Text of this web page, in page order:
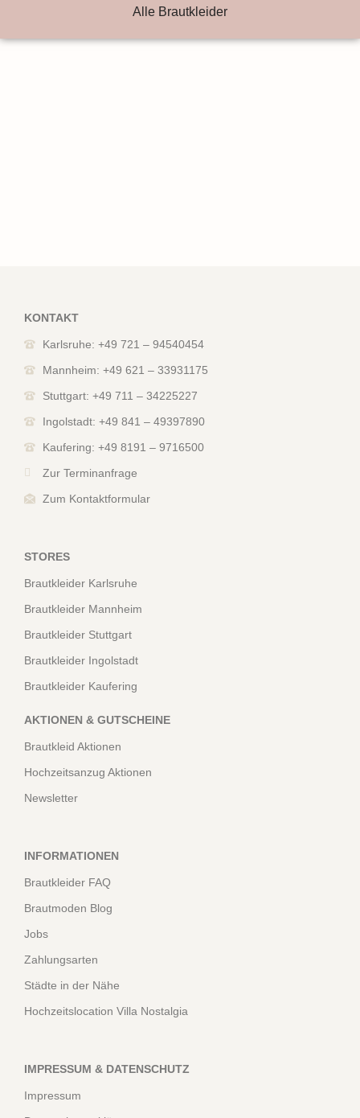
Alle Brautkleider
KONTAKT
Karlsruhe: +49 721 – 94540454
Mannheim: +49 621 – 33931175
Stuttgart: +49 711 – 34225227
Ingolstadt: +49 841 – 49397890
Kaufering: +49 8191 – 9716500
Zur Terminanfrage
Zum Kontaktformular
STORES
Brautkleider Karlsruhe
Brautkleider Mannheim
Brautkleider Stuttgart
Brautkleider Ingolstadt
Brautkleider Kaufering
AKTIONEN & GUTSCHEINE
Brautkleid Aktionen
Hochzeitsanzug Aktionen
Newsletter
INFORMATIONEN
Brautkleider FAQ
Brautmoden Blog
Jobs
Zahlungsarten
Städte in der Nähe
Hochzeitslocation Villa Nostalgia
IMPRESSUM & DATENSCHUTZ
Impressum